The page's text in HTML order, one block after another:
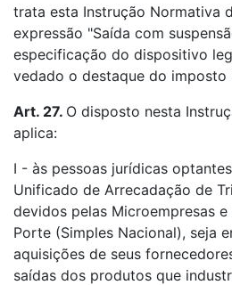
trata esta Instrução Normativa
expressão "Saída com
especificação do dispositivo
vedado o destaque do imposto
Art. 27. O disposto nesta
aplica:
I - às pessoas jurídicas
Unificado de Arrecadação de
devidos pelas Microempresas e
Porte (Simples Nacional), seja
aquisições de seus
saídas dos produtos que